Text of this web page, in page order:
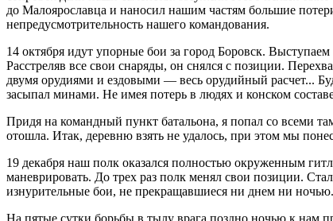
до Малоярославца и наносил нашим частям большие
непредусмотрительность нашего командования.
14 октября идут упорные бои за город Боровск.
Расстреляв все свои снаряды, он снялся с позиции.
двумя орудиями и ездовыми — весь орудийный расчет...
засыпал минами. Не имея потерь в людях и конском
Придя на командный пункт батальона, я попал со всеми
отошла. Итак, деревню взять не удалось, при этом мы
19 декабря наш полк оказался полностью окруженным
маневрировать. До трех раз полк менял свои позиции.
изнурительные бои, не прекращавшиеся ни днем ни